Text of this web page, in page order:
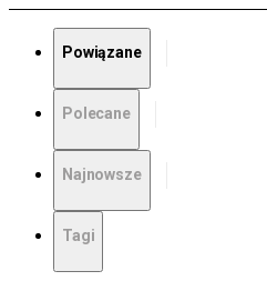
Powiązane
Polecane
Najnowsze
Tagi